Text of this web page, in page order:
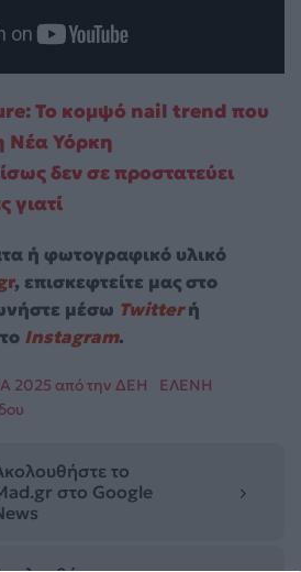
Το κομψό nail trend που
Νέα Υόρκη
δεν σε προστατεύει
γιατί
ή φωτογραφικό υλικό
, επισκεφτείτε μας στο
μέσω Twitterή
Instagram.
2025 από την ΔΕΗ
ΕΛΕΝΗ
το
στο Google